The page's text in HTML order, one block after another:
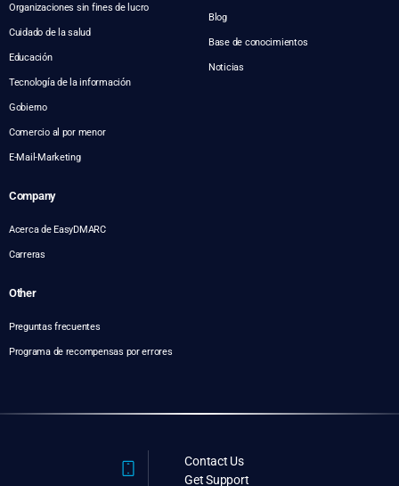
Organizaciones sin fines de lucro
Cuidado de la salud
Educación
Tecnología de la información
Gobierno
Comercio al por menor
E-Mail-Marketing
Blog
Base de conocimientos
Noticias
Company
Acerca de EasyDMARC
Carreras
Other
Preguntas frecuentes
Programa de recompensas por errores
Contact Us
Get Support